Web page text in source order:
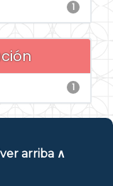
1
1
arriba ∧